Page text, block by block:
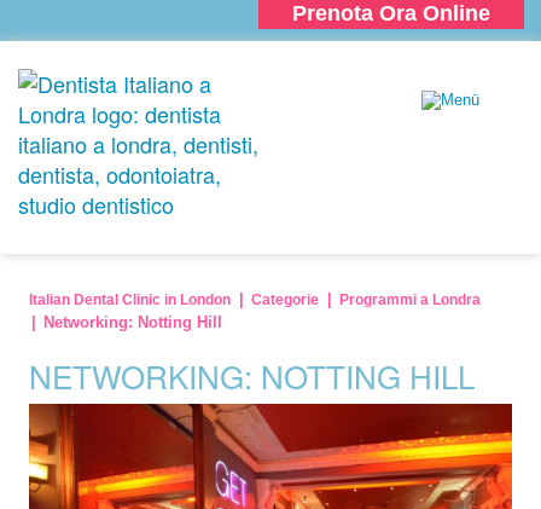
Prenota Ora Online
Italian Dental Clinic in London Categorie Programmi a Londra
Networking: Notting Hill
NETWORKING: NOTTING HILL